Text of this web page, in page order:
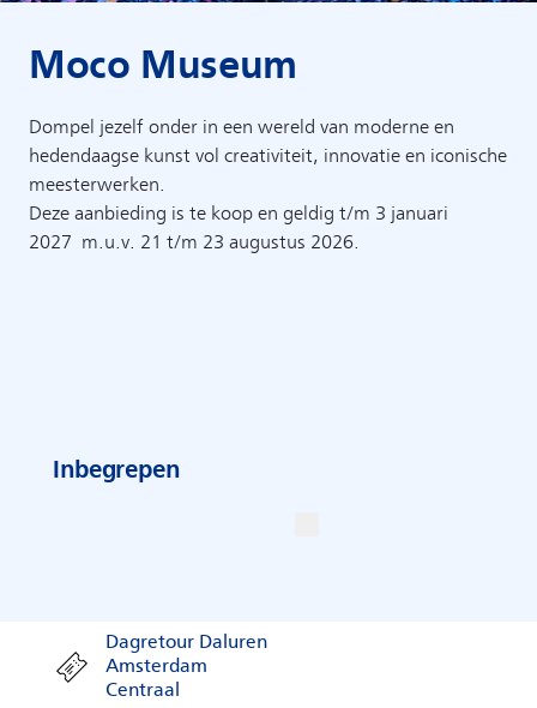
Moco Museum
Dompel jezelf onder in een wereld van moderne en
hedendaagse kunst vol creativiteit, innovatie en iconische
meesterwerken.
Deze aanbieding is te koop en geldig t/m 3 januari
2027 m.u.v. 21 t/m 23 augustus 2026.
Inbegrepen
Dagretour Daluren
Amsterdam
Centraal